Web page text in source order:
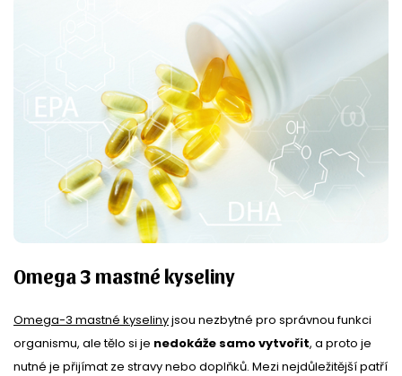
Omega 3 mastné kyseliny
Omega-3 mastné kyselinyjsou nezbytné pro správnou funkci
organismu, ale tělo si je nedokáže samo vytvořit, a proto je
nutné je přijímat ze stravy nebo doplňků. Mezi nejdůležitější patří